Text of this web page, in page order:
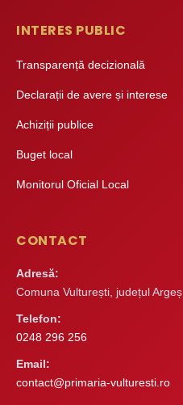
INTERES PUBLIC
Transparență decizională
Declarații de avere și interese
Achiziții publice
Buget local
Monitorul Oficial Local
CONTACT
Adresă:
Comuna Vulturești, județul Argeș
Telefon:
0248 296 256
Email:
contact@primaria-vulturesti.ro